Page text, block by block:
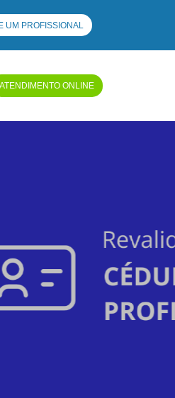
UM PROFISSIONAL
ATENDIMENTO ONLINE